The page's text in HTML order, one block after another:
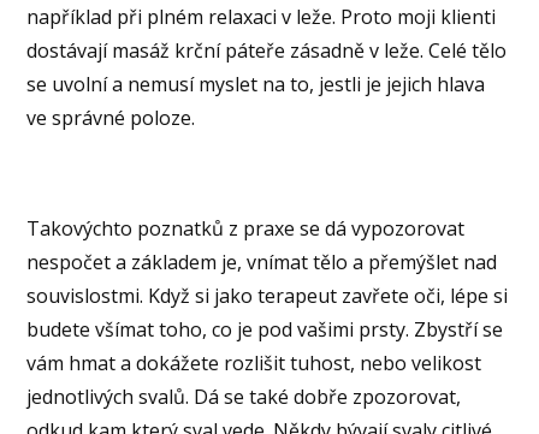
například při plném relaxaci v leže. Proto moji klienti
dostávají masáž krční páteře zásadně v leže. Celé tělo
se uvolní a nemusí myslet na to, jestli je jejich hlava
ve správné poloze.
Takovýchto poznatků z praxe se dá vypozorovat
nespočet a základem je, vnímat tělo a přemýšlet nad
souvislostmi. Když si jako terapeut zavřete oči, lépe si
budete všímat toho, co je pod vašimi prsty. Zbystří se
vám hmat a dokážete rozlišit tuhost, nebo velikost
jednotlivých svalů. Dá se také dobře zpozorovat,